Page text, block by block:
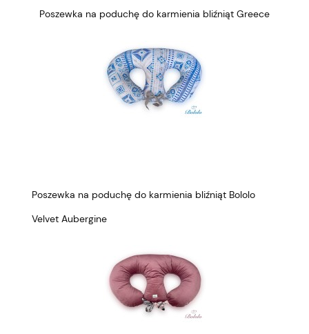
Poszewka na poduchę do karmienia bliźniąt Greece
Poszewka na poduchę do karmienia bliźniąt Bololo
Velvet Aubergine